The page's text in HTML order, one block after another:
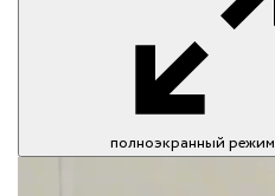
полноэкранный режим